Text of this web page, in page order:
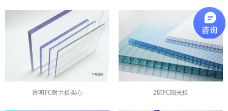
透明PC耐力板实心 2层PC阳光板